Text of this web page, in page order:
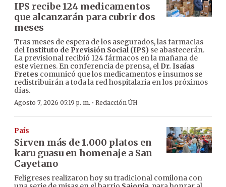
IPS recibe 124 medicamentos
que alcanzarán para cubrir dos
meses
Tras meses de espera de los asegurados, las farmacias
delInstituto de Previsión Social (IPS) se abastecerán.
La previsional recibió 124 fármacos en la mañana de
este viernes. En conferencia de prensa, el Dr. Isaías
Fretes comunicó que los medicamentos e insumos se
redistribuirán a toda la red hospitalaria en los próximos
días.
Agosto 7, 2026 05:19 p. m. · Redacción ÚH
País
Sirven más de 1.000 platos en
karu guasu en homenaje a San
Cayetano
Feligreses realizaron hoy su tradicional comilona con